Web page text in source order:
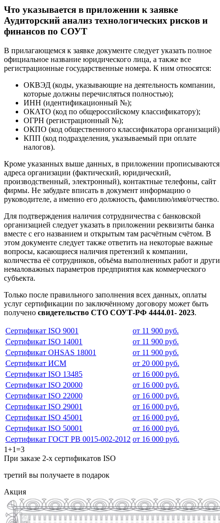
Что указывается в приложении к заявке
Аудиторский анализ технологических рисков и
финансов по СОУТ
В прилагающемся к заявке документе следует указать полное
официальное название юридического лица, а также все
регистрационные государственные номера. К ним относятся:
ОКВЭД (коды, указывающие на деятельность компании,
которые должны перечисляться полностью);
ИНН (идентификационный №);
ОКАТО (код по общероссийскому классификатору);
ОГРН (регистрационный №);
ОКПО (код общественного классификатора
КПП (код подразделения, указываемый при оплате
налогов).
Кроме указанных выше данных, в приложении прописываются
адреса организации (фактический, юридический,
производственный, электронный), контактные телефоны, сайт
фирмы. Не забудьте вписать в документ информацию о
руководителе, а именно его должность, фамилию/имя/отчество.
Для подтверждения наличия сотрудничества с банковской
организацией следует указать в приложении реквизиты банка
вместе с его названием и открытым там расчётным счётом. В
этом документе следует также ответить на некоторые важные
вопросы, касающиеся наличия претензий к компании,
количества её сотрудников, объёма выполненных работ и
немаловажных параметров предприятия как коммерческого
субъекта.
Только после правильного заполнения всех данных, оплаты
услуг сертификации по заключённому договору может быть
получено свидетельство СТО СОУТ-РФ 4444.01- 2023.
Сертификат ISO 9001
от 11 900 руб.
Сертификат ISO 14001
от 11 900 руб.
Сертификат OHSAS 18001
от 11 900 руб.
Сертификат ИСМ
от 20 000 руб.
Сертификат ISO 13485
от 16 000 руб.
Сертификат ISO 20000
от 16 000 руб.
Сертификат ISO 22000
от 16 000 руб.
Сертификат ISO 29001
от 16 000 руб.
Сертификат ISO 45001
от 16 000 руб.
Сертификат ISO 50001
от 16 000 руб.
Сертификат ГОСТ РВ 0015-002-2012 от 16 000 руб.
1+1=3
При заказе 2-х сертификатов ISO
третий вы получаете в подарок
Акция